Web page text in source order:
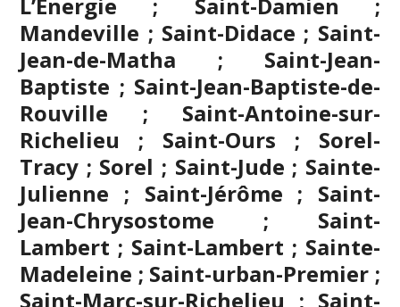
Mandeville ; Saint-Didace ; Saint-
Jean-de-Matha ; Saint-Jean-
Baptiste ; Saint-Jean-Baptiste-de-
Rouville ; Saint-Antoine-sur-
Richelieu ; Saint-Ours ; Sorel-
Tracy ; Sorel ; Saint-Jude ; Sainte-
Julienne ; Saint-Jérôme ; Saint-
Jean-Chrysostome ; Saint-
Lambert ; Saint-Lambert ; Sainte-
Madeleine ; Saint-urban-Premier ;
Saint-Marc-sur-Richelieu ; Saint-